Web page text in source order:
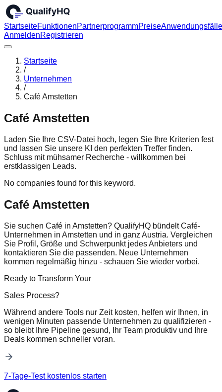
StartseiteFunktionenPartnerprogrammPreiseAnwendungsfälle
AnmeldenRegistrieren
Startseite
/
Unternehmen
/
Café Amstetten
Café Amstetten
Laden Sie Ihre CSV-Datei hoch, legen Sie Ihre Kriterien fest
und lassen Sie unsere KI den perfekten Treffer finden.
Schluss mit mühsamer Recherche - willkommen bei
erstklassigen Leads.
No companies found for this keyword.
Café Amstetten
Sie suchen Café in Amstetten? QualifyHQ bündelt Café-
Unternehmen in Amstetten und in ganz Austria. Vergleichen
Sie Profil, Größe und Schwerpunkt jedes Anbieters und
kontaktieren Sie die passenden. Neue Unternehmen
kommen regelmäßig hinzu - schauen Sie wieder vorbei.
Ready to Transform Your
Sales Process?
Während andere Tools nur Zeit kosten, helfen wir Ihnen, in
wenigen Minuten passende Unternehmen zu qualifizieren -
so bleibt Ihre Pipeline gesund, Ihr Team produktiv und Ihre
Deals kommen schneller voran.
7-Tage-Test kostenlos starten